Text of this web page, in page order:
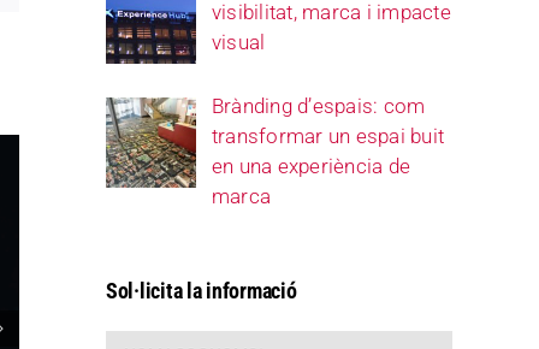
visibilitat, marca i impacte
visual
Brànding d’espais: com
transformar un espai buit
en una experiència de
marca
Sol·licita la informació